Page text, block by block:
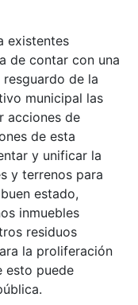
existentes
de contar con una
de la
municipal las
acciones de
de esta
y unificar la
y terrenos para
estado,
inmuebles
residuos
la proliferación
esto puede